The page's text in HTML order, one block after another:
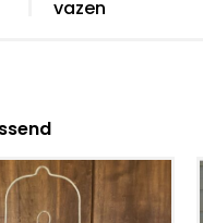
vazen